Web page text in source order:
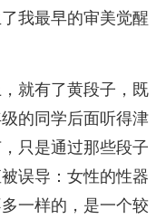
我最早的审美觉醒
就有了黄段子，既
的同学后面听得津
只是通过那些段子
误导：女性的性器
一样的，是一个较